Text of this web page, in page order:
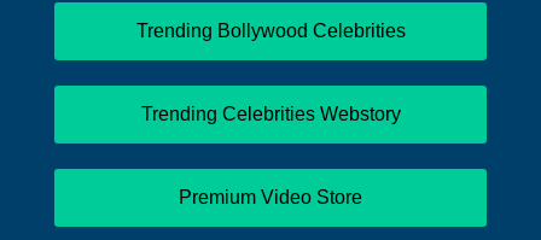
Trending Bollywood Celebrities
Trending Celebrities Webstory
Premium Video Store